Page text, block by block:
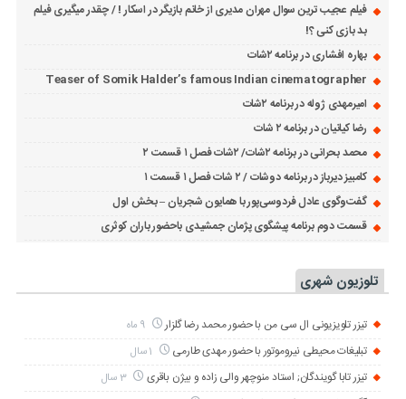
فیلم عجیب ترین سوال مهران مدیری از خانم بازیگر در اسکار ! / چقدر میگیری فیلم
بد بازی کنی ؟!
بهاره افشاری در برنامه ۲شات
Teaser of Somik Halder’s famous Indian cinematographer
امیرمهدی ژوله در برنامه ۲شات
رضا کیانیان در برنامه ۲ شات
محمد بحرانی در برنامه ۲شات/ ۲شات فصل ۱ قسمت ۲
کامبیز دیرباز در برنامه دوشات / ۲ شات فصل ۱ قسمت ۱
گفت‌وگوی عادل فردوسی‌پور با همایون شجریان – بخش اول
قسمت دوم برنامه پیشگوی پژمان جمشیدی باحضور باران کوثری
تلوزیون شهری
تیزر تلویزیونی ال سی من با حضور محمد رضا گلزار 9 ماه
تبلیغات محیطی نیروموتور با حضور مهدی طارمی
تیزر تابا گویندگان; استاد منوچهر والی زاده و بیژن باقری 3 سال